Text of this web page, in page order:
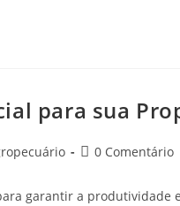
para sua
0 Comentário
garantir a produtividade